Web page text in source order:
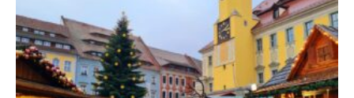
ライフスタイル
著者一覧
ライター募集